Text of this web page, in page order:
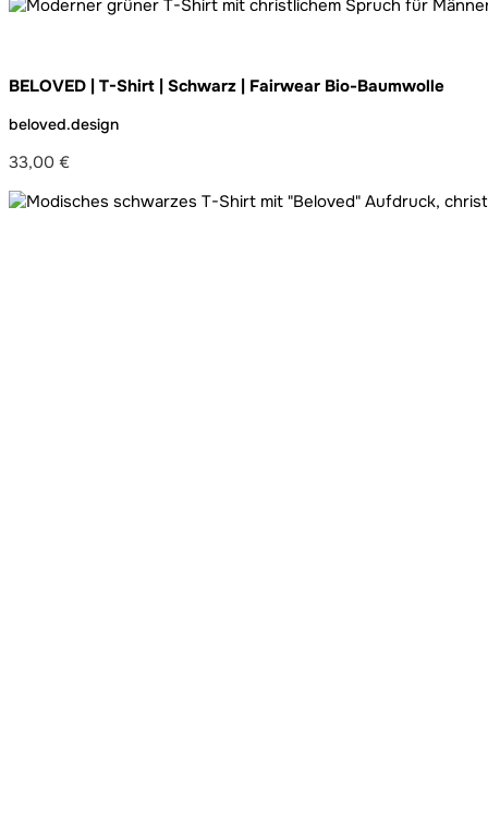
BELOVED | T-Shirt | Schwarz | Fairwear Bio-Baumwolle
beloved.design
33,00 €